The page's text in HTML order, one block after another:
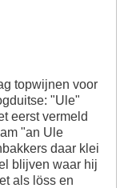
topwijnen voor
"Ule"
eerst vermeld
"an Ule
daar klei
blijven waar hij
als löss en